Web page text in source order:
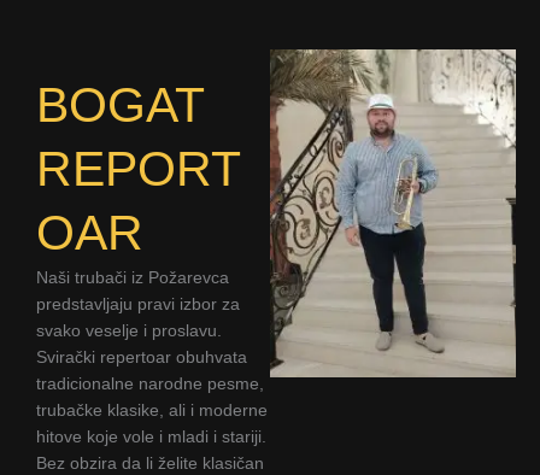
BOGAT
REPORT
OAR
Naši trubači iz Požarevca
predstavljaju pravi izbor za
svako veselje i proslavu.
Svirački repertoar obuhvata
tradicionalne narodne pesme,
trubačke klasike, ali i moderne
hitove koje vole i mladi i stariji.
Bez obzira da li želite klasičan